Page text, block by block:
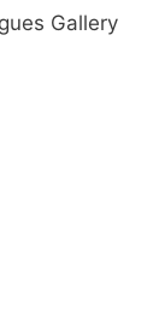
Gallery